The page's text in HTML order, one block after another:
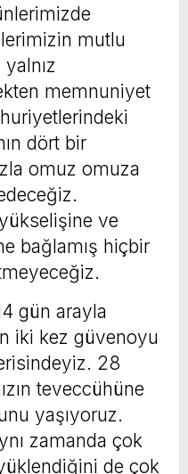
mutlu
memnuniyet
dört bir
omuz omuza
ve
bağlamış hiçbir
gün arayla
iki kez güvenoyu
28
teveccühüne
yaşıyoruz.
zamanda çok
de çok